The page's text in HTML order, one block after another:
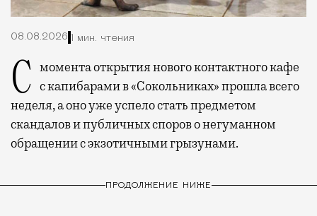
08.08.2026 1 мин. чтения
С момента открытия нового контактного кафе с капибарами в «Сокольниках» прошла всего
неделя, а оно уже успело стать предметом
скандалов и публичных споров о негуманном
обращении с экзотичными грызунами.
ПРОДОЛЖЕНИЕ НИЖЕ